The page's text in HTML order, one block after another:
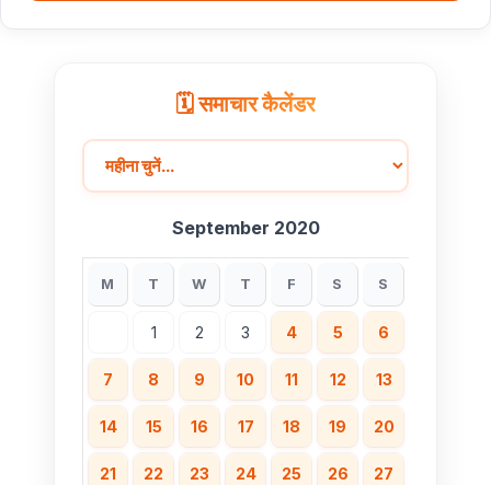
🗓️ समाचार कैलेंडर
September 2020
M T W T F S S
1 2 3 4 5 6
7 8 9 10 11 12 13
14 15 16 17 18 19 20
21 22 23 24 25 26 27